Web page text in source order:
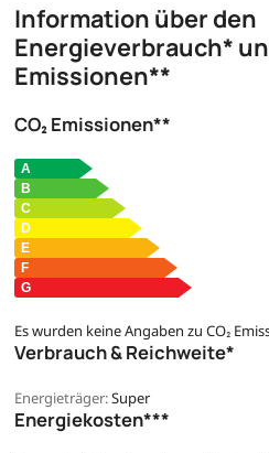
Information über den
Energieverbrauch*
Emissionen**
CO₂ Emissionen**
Es wurden keine Angaben zu CO₂
Verbrauch & Reichweite*
Energieträger:Super
Energiekosten***